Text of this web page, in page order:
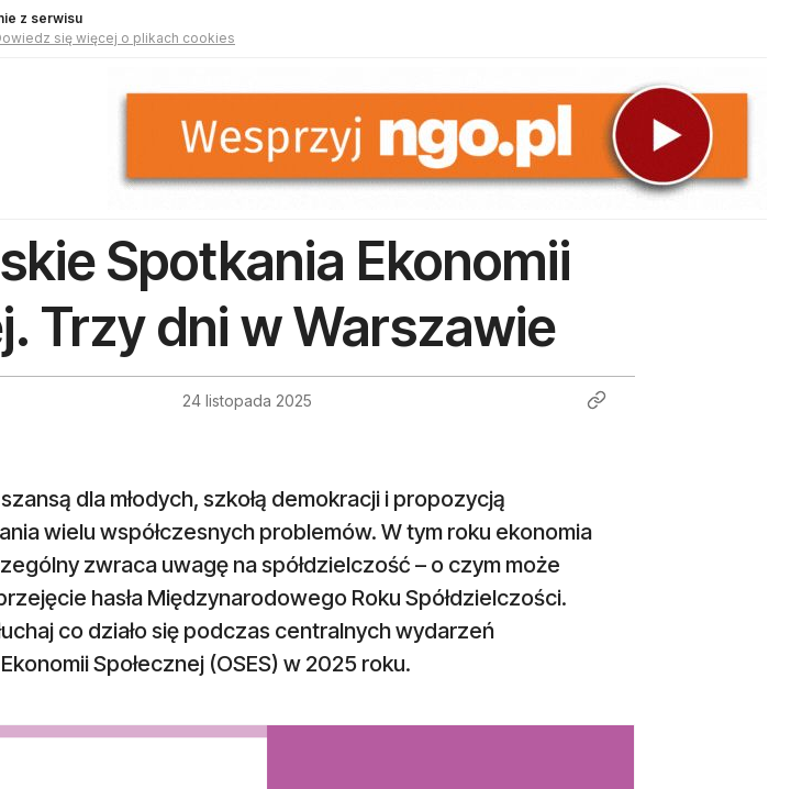
z serwisu
się więcej o plikach cookies
Spotkania Ekonomii
Trzy dni w Warszawie
24 listopada 2025
dla młodych, szkołą demokracji i propozycją
wielu współczesnych problemów. W tym roku ekonomia
zwraca uwagę na spółdzielczość – o czym może
hasła Międzynarodowego Roku Spółdzielczości.
co działo się podczas centralnych wydarzeń
Społecznej (OSES) w 2025 roku.